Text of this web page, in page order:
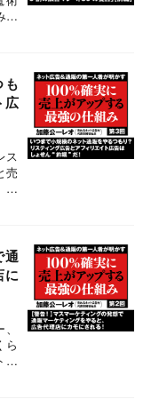
な
広
ス
売
や
通
に
ら
製